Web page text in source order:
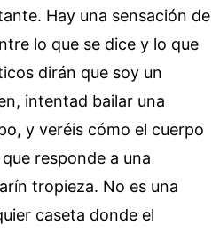
Hay una sensación de
lo que se dice y lo que
dirán que soy un
intentad bailar una
y veréis cómo el cuerpo
responde a una
tropieza. No es una
caseta donde el